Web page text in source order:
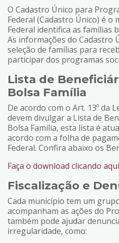
O Cadastro Único para
Federal (Cadastro Único) é o
Federal identifica as famílias
As informações do Cadastro
seleção de famílias para
participar dos programas
Lista de
Bolsa Família
De acordo com o Art. 13º da
devem divulgar a Lista de
Bolsa Família, esta lista é
acordo com a folha de
Federal. Confira abaixo os
Faça o download clicando
Fiscalização e
Cada município tem um
acompanham as ações do
também pode ajudar
irregularidade, como: